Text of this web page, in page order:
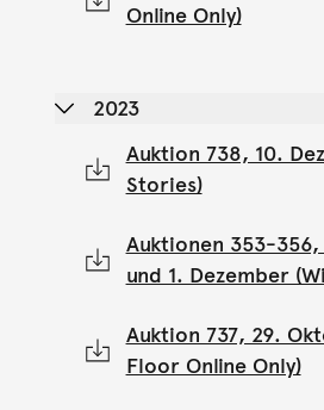
Online Only)
2023
Auktion 738, 10.
Stories)
Auktionen 353-
und 1. Dezember
Auktion 737, 29.
Floor Online Only)